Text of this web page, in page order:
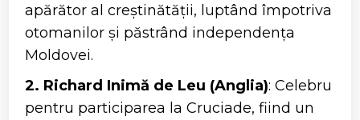
apărător al creștinătății, luptând împotriva
otomanilor și păstrând independența
Moldovei.
2. Richard Inimă de Leu (Anglia): Celebru
pentru participarea la Cruciade, fiind un